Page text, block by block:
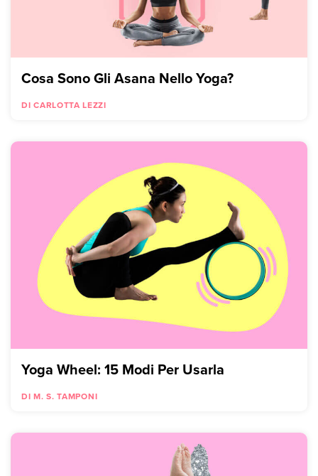
Cosa Sono Gli Asana Nello Yoga?
DI CARLOTTA LEZZI
Yoga Wheel: 15 Modi Per Usarla
DI M. S. TAMPONI